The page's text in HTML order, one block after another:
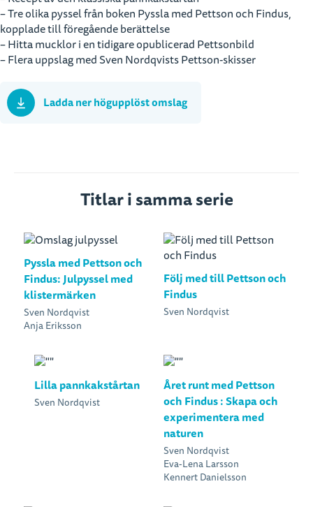
– Tre olika pyssel från boken Pyssla med Pettson och Findus,
kopplade till föregående berättelse
– Hitta mucklor i en tidigare opublicerad Pettsonbild
– Flera uppslag med Sven Nordqvists Pettson-skisser
Ladda ner högupplöst omslag
Titlar i samma serie
Pyssla med Pettson och
Findus: Julpyssel med
klistermärken
Sven Nordqvist
Anja Eriksson
Följ med till Pettson och
Findus
Sven Nordqvist
Lilla pannkakstårtan
Sven Nordqvist
Året runt med Pettson
och Findus : Skapa och
experimentera med
naturen
Sven Nordqvist
Eva-Lena Larsson
Kennert Danielsson